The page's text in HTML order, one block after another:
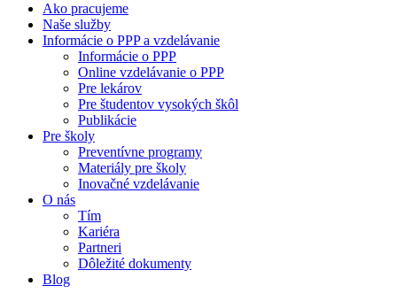
Ako pracujeme
Naše služby
Informácie o PPP a vzdelávanie
Informácie o PPP
Online vzdelávanie o PPP
Pre lekárov
Pre študentov vysokých škôl
Publikácie
Pre školy
Preventívne programy
Materiály pre školy
Inovačné vzdelávanie
O nás
Tím
Kariéra
Partneri
Dôležité dokumenty
Blog